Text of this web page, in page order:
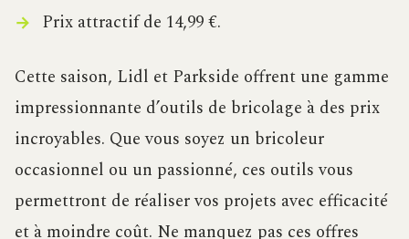
Prix attractif de 14,99 €.
Cette saison, Lidl et Parkside offrent une gamme
impressionnante d’outils de bricolage à des prix
incroyables. Que vous soyez un bricoleur
occasionnel ou un passionné, ces outils vous
permettront de réaliser vos projets avec efficacité
et à moindre coût. Ne manquez pas ces offres